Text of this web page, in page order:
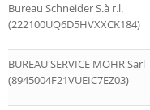
Bureau Schneider S.à r.l.
(222100UQ6D5HVXXCK184)
BUREAU SERVICE MOHR Sarl
(8945004F21VUEIC7EZ03)